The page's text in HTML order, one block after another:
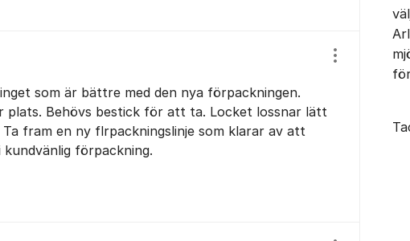
som är bättre med den nya förpackningen.
plats. Behövs bestick för att ta. Locket lossnar lätt
fram en ny flrpackningslinje som klarar av att
förpackning.
Visa/dölj